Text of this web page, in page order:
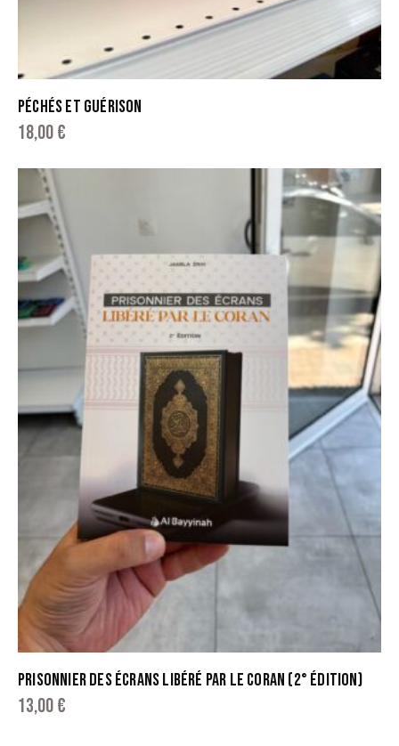
PÉCHÉS ET GUÉRISON
18,00€
PRISONNIER DES ÉCRANS LIBÉRÉ PAR LE CORAN (2° ÉDITION)
13,00€